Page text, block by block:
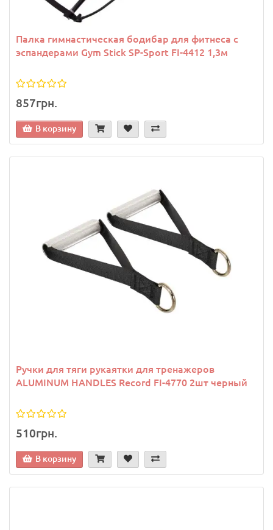
Палка гимнастическая бодибар для фитнеса с
эспандерами Gym Stick SP-Sport FI-4412 1,3м
857грн.
В корзину
Ручки для тяги рукаятки для тренажеров
ALUMINUM HANDLES Record FI-4770 2шт черный
510грн.
В корзину